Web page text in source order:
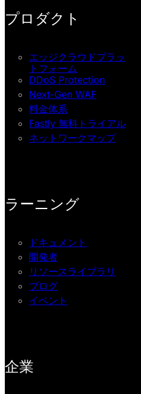
プロダクト
エッジクラウドプラッ
トフォーム
DDoS Protection
Next-Gen WAF
料金体系
Fastly 無料トライアル
ネットワークマップ
ラーニング
ドキュメント
開発者
リソースライブラリ
ブログ
イベント
企業